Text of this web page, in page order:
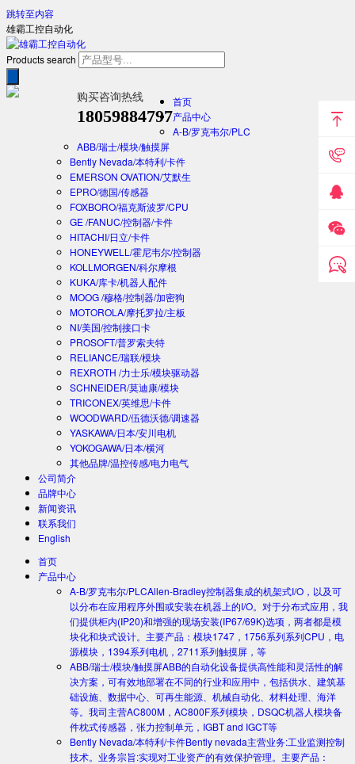
跳转至内容
雄霸工控自动化
Products search
购买咨询热线
18059884797
首页
产品中心
A-B/罗克韦尔/PLC
ABB/瑞士/模块/触摸屏
Bently Nevada/本特利/卡件
EMERSON OVATION/艾默生
EPRO/德国/传感器
FOXBORO/福克斯波罗/CPU
GE /FANUC/控制器/卡件
HITACHI/日立/卡件
HONEYWELL/霍尼韦尔/控制器
KOLLMORGEN/科尔摩根
KUKA/库卡/机器人配件
MOOG /穆格/控制器/加密狗
MOTOROLA/摩托罗拉/主板
NI/美国/控制接口卡
PROSOFT/普罗索夫特
RELIANCE/瑞联/模块
REXROTH /力士乐/模块驱动器
SCHNEIDER/莫迪康/模块
TRICONEX/英维思/卡件
WOODWARD/伍德沃德/调速器
YASKAWA/日本/安川电机
YOKOGAWA/日本/横河
其他品牌/温控传感/电力电气
公司简介
品牌中心
新闻资讯
联系我们
English
首页
产品中心
A-B/罗克韦尔/PLCAllen-Bradley控制器集成的机架式I/O，以及可
以分布在应用程序外围或安装在机器上的I/O。对于分布式应用，我
们提供柜内(IP20)和增强的现场安装(IP67/69K)选项，两者都是模
块化和块式设计。主要产品：模块1747，1756系列系列CPU，电
源模块，1394系列电机，2711系列触摸屏，等
ABB/瑞士/模块/触摸屏ABB的自动化设备提供高性能和灵活性的解
决方案，可有效地部署在不同的行业和应用中，包括供水、建筑基
础设施、数据中心、可再生能源、机械自动化、材料处理、海洋
等。我司主营AC800M，AC800F系列模块，DSQC机器人模块备
件枕式传感器，张力控制单元，IGBT and IGCT等
Bently Nevada/本特利/卡件Bently nevada主营业务:工业监测控制
技术。业务宗旨:实现对工业资产的有效保护管理。主要产品：